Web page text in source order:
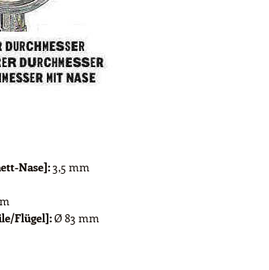
Nase]:3,5 mm
Flügel]:Ø 83 mm